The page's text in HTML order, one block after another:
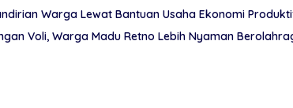
Warga Lewat Bantuan Usaha Ekonomi
Voli, Warga Madu Retno Lebih Nyaman